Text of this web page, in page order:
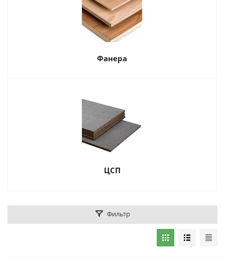
Фанера
ЦСП
Фильтр